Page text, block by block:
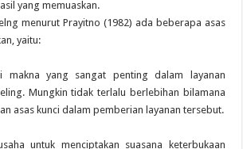
yang memuaskan.
menurut Prayitno (1982) ada beberapa asas
yaitu:
makna yang sangat penting dalam layanan
Mungkin tidak terlalu berlebihan bilamana
asas kunci dalam pemberian layanan tersebut.
untuk menciptakan suasana keterbukaan